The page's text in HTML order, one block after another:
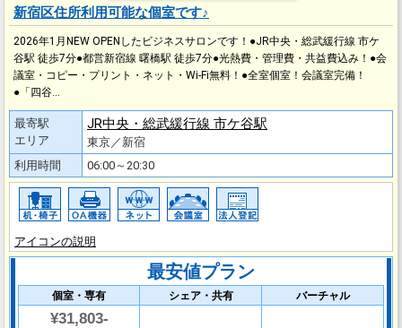
新宿区住所利用可能な個室です♪
2026年1月NEW OPENしたビジネスサロンです！●JR中央・総武緩⾏線 市ケ
⾕駅 徒歩7分●都営新宿線 曙橋駅 徒歩7分●光熱費・管理費・共益費込み！●会
議室・コピー・プリント・ネット・Wi-Fi無料！●全室個室！会議室完備！
●「四谷…
最寄駅
エリア
JR中央・総武緩⾏線 市ケ⾕駅
東京／新宿
利用時間
06:00～20:30
アイコンの説明
最安値プラン
個室・専有 シェア・共有 バーチャル
¥31,803-